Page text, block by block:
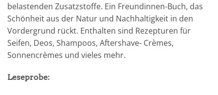
belastenden Zusatzstoffe. Ein Freundinnen-Buch, das
Schönheit aus der Natur und Nachhaltigkeit in den
Vordergrund rückt. Enthalten sind Rezepturen für
Seifen, Deos, Shampoos, Aftershave- Crèmes,
Sonnencrèmes und vieles mehr.
Leseprobe: